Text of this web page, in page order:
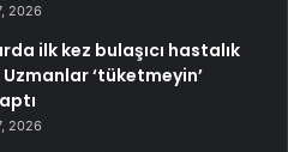
2026
ilk kez bulaşıcı hastalık
‘tüketmeyin’
2026